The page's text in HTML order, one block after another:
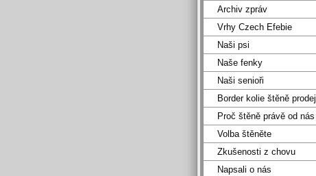
Archiv zpráv
Vrhy Czech Efebie
Naši psi
Naše fenky
Naši senioři
Border kolie štěně prodej
Proč štěně právě od nás
Volba štěněte
Zkušenosti z chovu
Napsali o nás